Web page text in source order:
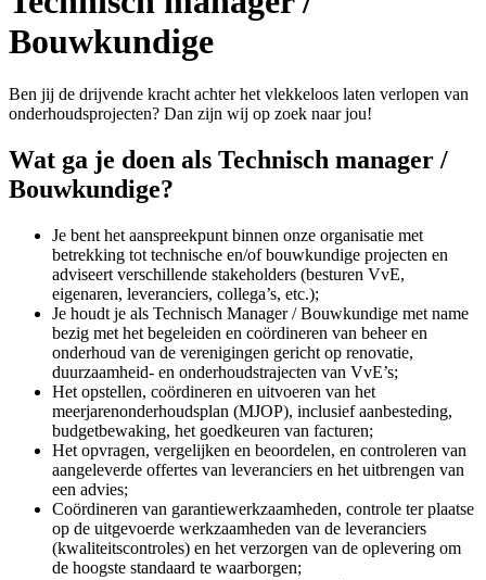
Bouwkundige
Ben jij de drijvende kracht achter het vlekkeloos laten verlopen van
onderhoudsprojecten? Dan zijn wij op zoek naar jou!
Wat ga je doen als Technisch manager /
Bouwkundige?
Je bent het aanspreekpunt binnen onze organisatie met
betrekking tot technische en/of bouwkundige projecten en
adviseert verschillende stakeholders (besturen VvE,
eigenaren, leveranciers, collega’s, etc.);
Je houdt je als Technisch Manager / Bouwkundige met name
bezig met het begeleiden en coördineren van beheer en
onderhoud van de verenigingen gericht op renovatie,
duurzaamheid- en onderhoudstrajecten van VvE’s;
Het opstellen, coördineren en uitvoeren van het
meerjarenonderhoudsplan (MJOP), inclusief aanbesteding,
budgetbewaking, het goedkeuren van facturen;
Het opvragen, vergelijken en beoordelen, en controleren van
aangeleverde offertes van leveranciers en het uitbrengen van
een advies;
Coördineren van garantiewerkzaamheden, controle ter plaatse
op de uitgevoerde werkzaamheden van de leveranciers
(kwaliteitscontroles) en het verzorgen van de oplevering om
de hoogste standaard te waarborgen;